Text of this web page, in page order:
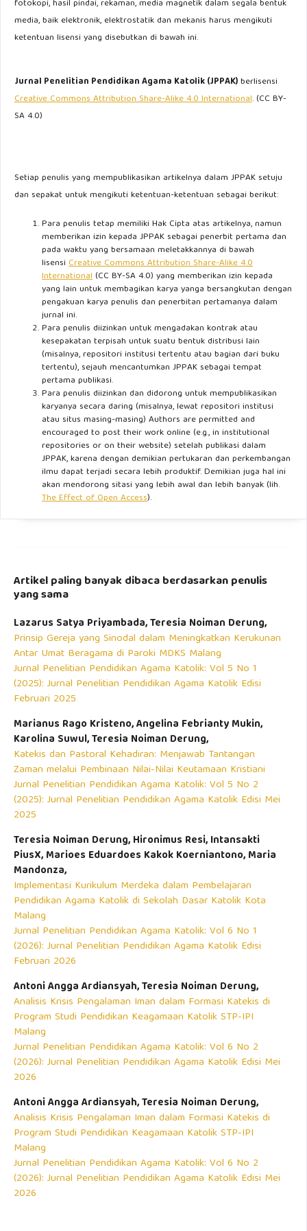
fotokopi, hasil pindai, rekaman, media magnetik dalam segala bentuk
media, baik elektronik, elektrostatik dan mekanis harus mengikuti
ketentuan lisensi yang disebutkan di bawah ini.
Jurnal Penelitian Pendidikan Agama Katolik (JPPAK)berlisensi
Creative Commons Attribution Share-Alike 4.0 International. (CC BY-
SA 4.0)
Setiap penulis yang mempublikasikan artikelnya dalam JPPAK setuju
dan sepakat untuk mengikuti ketentuan-ketentuan sebagai berikut:
Para penulis tetap memiliki Hak Cipta atas artikelnya, namun
memberikan izin kepada JPPAK sebagai penerbit pertama dan
pada waktu yang bersamaan meletakkannya di bawah
lisensi Creative Commons Attribution Share-Alike 4.0
International (CC BY-SA 4.0) yang memberikan izin kepada
yang lain untuk membagikan karya yanga bersangkutan dengan
pengakuan karya penulis dan penerbitan pertamanya dalam
jurnal ini.
Para penulis diizinkan untuk mengadakan kontrak atau
kesepakatan terpisah untuk suatu bentuk distribusi lain
(misalnya, repositori institusi tertentu atau bagian dari buku
tertentu), sejauh mencantumkan JPPAK sebagai tempat
pertama publikasi.
Para penulis diizinkan dan didorong untuk mempublikasikan
karyanya secara daring (misalnya, lewat repositori institusi
atau situs masing-masing) Authors are permitted and
encouraged to post their work online (e.g., in institutional
repositories or on their website) setelah publikasi dalam
JPPAK, karena dengan demikian pertukaran dan perkembangan
ilmu dapat terjadi secara lebih produktif. Demikian juga hal ini
akan mendorong sitasi yang lebih awal dan lebih banyak (lih.
The Effect of Open Access).
Artikel paling banyak dibaca berdasarkan penulis
yang sama
Lazarus Satya Priyambada, Teresia Noiman Derung,
Prinsip Gereja yang Sinodal dalam Meningkatkan Kerukunan
Antar Umat Beragama di Paroki MDKS Malang
Jurnal Penelitian Pendidikan Agama Katolik: Vol 5 No 1
(2025): Jurnal Penelitian Pendidikan Agama Katolik Edisi
Februari 2025
Marianus Rago Kristeno, Angelina Febrianty Mukin,
Karolina Suwul, Teresia Noiman Derung,
Katekis dan Pastoral Kehadiran: Menjawab Tantangan
Zaman melalui Pembinaan Nilai-Nilai Keutamaan Kristiani
Jurnal Penelitian Pendidikan Agama Katolik: Vol 5 No 2
(2025): Jurnal Penelitian Pendidikan Agama Katolik Edisi Mei
2025
Teresia Noiman Derung, Hironimus Resi, Intansakti
PiusX, Marioes Eduardoes Kakok Koerniantono, Maria
Mandonza,
Implementasi Kurikulum Merdeka dalam Pembelajaran
Pendidikan Agama Katolik di Sekolah Dasar Katolik Kota
Malang
Jurnal Penelitian Pendidikan Agama Katolik: Vol 6 No 1
(2026): Jurnal Penelitian Pendidikan Agama Katolik Edisi
Februari 2026
Antoni Angga Ardiansyah, Teresia Noiman Derung,
Analisis Krisis Pengalaman Iman dalam Formasi Katekis di
Program Studi Pendidikan Keagamaan Katolik STP-IPI
Malang
Jurnal Penelitian Pendidikan Agama Katolik: Vol 6 No 2
(2026): Jurnal Penelitian Pendidikan Agama Katolik Edisi Mei
2026
Antoni Angga Ardiansyah, Teresia Noiman Derung,
Analisis Krisis Pengalaman Iman dalam Formasi Katekis di
Program Studi Pendidikan Keagamaan Katolik STP-IPI
Malang
Jurnal Penelitian Pendidikan Agama Katolik: Vol 6 No 2
(2026): Jurnal Penelitian Pendidikan Agama Katolik Edisi Mei
2026